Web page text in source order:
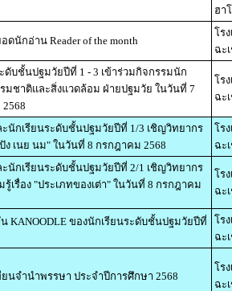
ฮา
ดนักอ่าน Reader of the month
โร
ฉะ
ดับชั้นปฐมวัยปีที่ 1 - 3 เข้าร่วมกิจกรรมนัก
มชาติและสิ่งแวดล้อม ฝ่ายปฐมวัย ในวันที่ 7
โร
ฉะ
นักเรียนระดับชั้นปฐมวัยปีที่ 1/3 เชิญวิทยากร
ง เนย นม" ในวันที่ 8 กรกฎาคม 2568
โร
ฉะ
นักเรียนระดับชั้นปฐมวัยปีที่ 2/1 เชิญวิทยากร
เรื่อง "ประเภทของเต่า" ในวันที่ 8 กรกฎาคม
โร
ฉะ
KANOODLE ของนักเรียนระดับชั้นปฐมวัยปีที่
โร
ฉะ
นจำนำพรรษา ประจำปีการศึกษา 2568
โร
ฉะ